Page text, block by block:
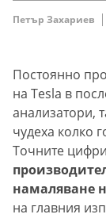
Петър Захариев
Постоянно
на Tesla в
анализатори,
чудеха колко
Точните
намаляване
на главния